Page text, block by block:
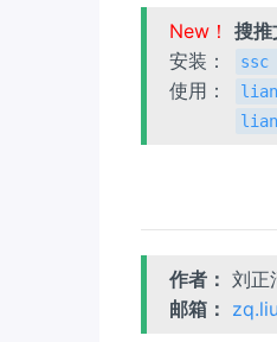
New！ 搜推
安装：
使用：
作者： 刘正
邮箱：